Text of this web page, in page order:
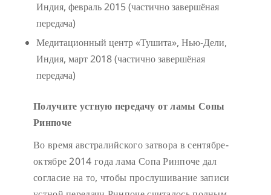
Индия, февраль 2015 (частично завершёная
передача)
Медитационный центр «Тушита», Нью-Дели,
Индия, март 2018 (частично завершёная
передача)
Получите устную передачу от ламы Сопы
Ринпоче
Во время австралийского затвора в сентябре-
октябре 2014 года лама Сопа Ринпоче дал
согласие на то, чтобы прослушивание записи